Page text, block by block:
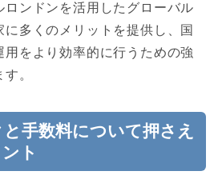
ロンドンを活用したグローバル
多くのメリットを提供し、国
用をより効率的に行うための強
。
手数料について押さえ
ト